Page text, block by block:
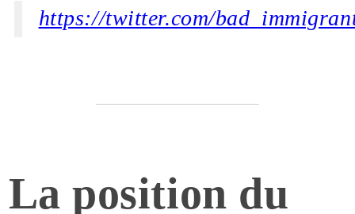
https://twitter.com/
La position du